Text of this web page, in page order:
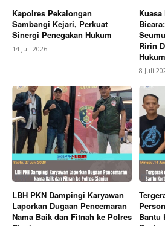
Kapolres Pekalongan
Sambangi Kejari, Perkuat
Sinergi Penegakan Hukum
14 Juli 2026
Ririn
8 Juli
LBH PKN Dampingi Karyawan
Laporkan Dugaan Pencemaran
Nama Baik dan Fitnah ke Polres
Bantu